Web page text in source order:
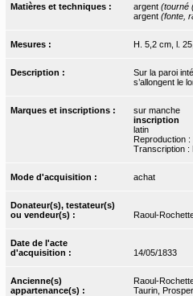
Matières et techniques : argent (tourné
argent (fonte,
Mesures : H. 5,2 cm, l.
Description :
Sur la paroi
s’allongent le
Marques et inscriptions :
sur manche
inscription
latin
Reproduction
Transcription :
Mode d'acquisition : achat
Donateur(s), testateur(s)
ou vendeur(s) :
Raoul-
Date de l'acte
d'acquisition :
14/05/1833
Ancienne(s)
appartenance(s) :
Raoul-
Taurin, Prosper